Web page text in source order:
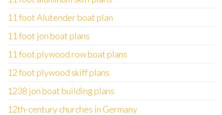
11 foot Alutender boat plan
11 foot jon boat plans
11 foot plywood row boat plans
12 foot plywood skiff plans
1238 jon boat building plans
12th-century churches in Germany